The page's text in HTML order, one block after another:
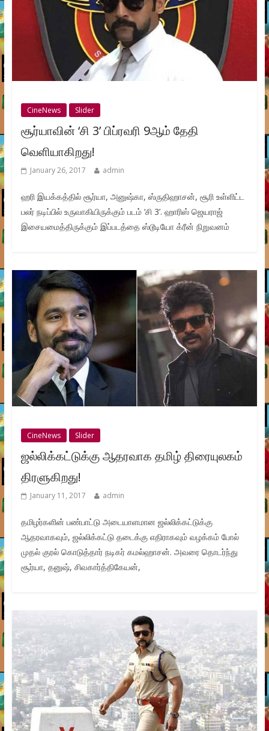
CineNews Slider
சூர்யாவின் ‘சி 3’ பிப்ரவரி 9ஆம் தேதி
வெளியாகிறது!
January 26, 2017 admin
ஹரி இயக்கத்தில் சூர்யா, அனுஷ்கா, ஸ்ருதிஹாசன், சூரி உள்ளிட்ட
பலர் நடிப்பில் உருவாகியிருக்கும் படம் ‘சி 3’. ஹாரிஸ் ஜெயராஜ்
இசையமைத்திருக்கும் இப்படத்தை ஸ்டூடியோ க்ரீன் நிறுவனம்
CineNews Slider
ஜல்லிக்கட்டுக்கு ஆதரவாக தமிழ் திரையுலகம்
திரளுகிறது!
January 11, 2017 admin
தமிழர்களின் பண்பாட்டு அடையாளமான ஜல்லிக்கட்டுக்கு
ஆதரவாகவும், ஜல்லிக்கட்டு தடைக்கு எதிராகவும் வழக்கம் போல்
முதல் குரல் கொடுத்தார் நடிகர் கமல்ஹாசன். அவரை தொடர்ந்து
சூர்யா, தனுஷ், சிவகார்த்திகேயன்,